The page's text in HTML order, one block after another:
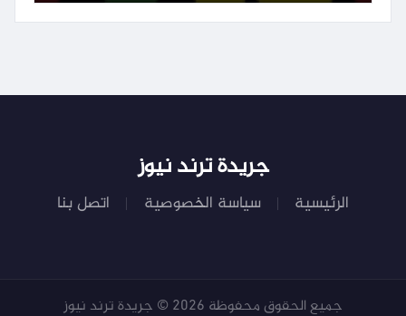
جريدة ترند نيوز
الرئيسية سياسة الخصوصية اتصل بنا
جميع الحقوق محفوظة 2026 © جريدة ترند نيوز